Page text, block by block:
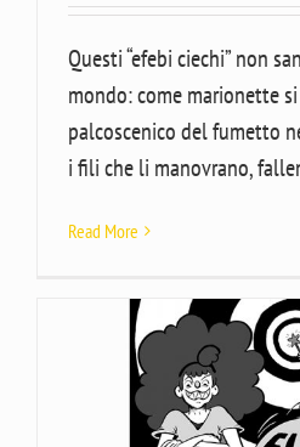
Questi “efebi ciechi” non
mondo: come marionette
palcoscenico del fumetto
i fili che li manovrano,
Read More